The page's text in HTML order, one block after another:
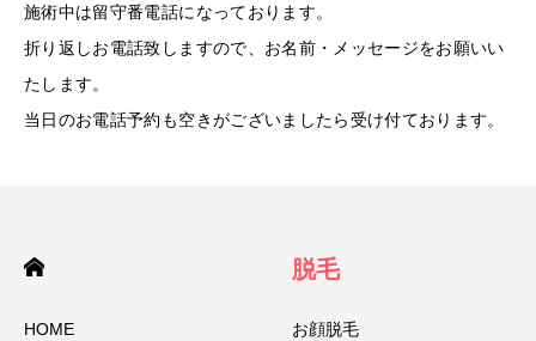
施術中は留守番電話になっております。
折り返しお電話致しますので、お名前・メッセージをお願いい
たします。
当日のお電話予約も空きがございましたら受け付ております。
HOME
脱毛
お顔脱毛